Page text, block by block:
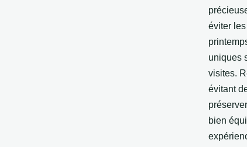
éviter
uniques
visites.
évitant
bien